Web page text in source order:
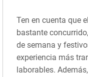
Ten en cuenta que
bastante
de semana y
experiencia más
laborables.